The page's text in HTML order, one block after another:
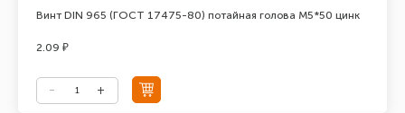
Винт DIN 965 (ГОСТ 17475-80) потайная голова М5*50 цинк
2.09 ₽